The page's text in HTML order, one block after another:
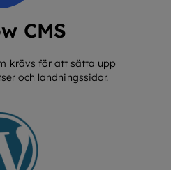
CMS
krävs för att sätta upp
och landningssidor.